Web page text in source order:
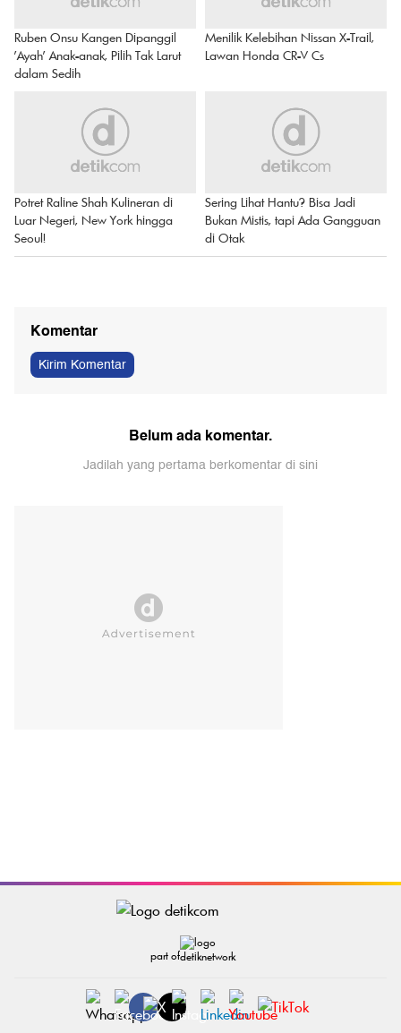
Ruben Onsu Kangen Dipanggil
'Ayah' Anak-anak, Pilih Tak Larut
dalam Sedih
Menilik Kelebihan Nissan X-Trail,
Lawan Honda CR-V Cs
Potret Raline Shah Kulineran di
Luar Negeri, New York hingga
Seoul!
Sering Lihat Hantu? Bisa Jadi
Bukan Mistis, tapi Ada Gangguan
di Otak
Komentar
Kirim Komentar
Belum ada komentar.
Jadilah yang pertama berkomentar di sini
part of